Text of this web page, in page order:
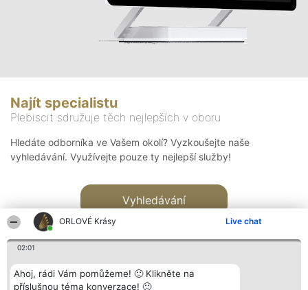
ORLOVÉ Krásy Live chat
02:01
Ahoj, rádi Vám pomůžeme! 🙂 Klikněte na
příslušnou téma konverzace! 🙂
Najít specialistu
Plebiscit sdružuje těch nejlepších v oboru
Hledáte odborníka ve Vašem okolí? Vyzkoušejte naše
vyhledávání. Využívejte pouze ty nejlepší služby!
Vyhledávání